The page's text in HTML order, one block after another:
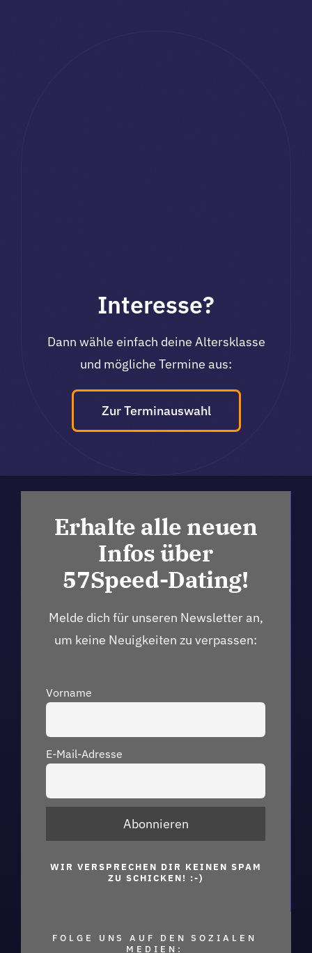
Interesse?
Dann wähle einfach deine Altersklasse
und mögliche Termine aus:
Zur Terminauswahl
Erhalte alle neuen
Infos über
57Speed-Dating!
Melde dich für unseren Newsletter an,
um keine Neuigkeiten zu verpassen:
Vorname
E-Mail-Adresse
WIR VERSPRECHEN DIR KEINEN SPAM
ZU SCHICKEN! :-)
FOLGE UNS AUF DEN SOZIALEN
MEDIEN: